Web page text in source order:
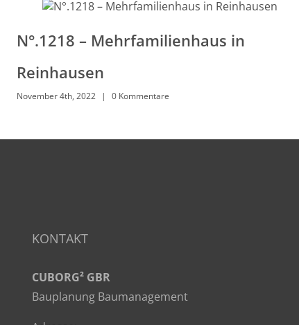
N°.1218 – Mehrfamilienhaus in
Reinhausen
November 4th, 2022 | 0 Kommentare
KONTAKT
CUBORG² GBR
Bauplanung Baumanagement